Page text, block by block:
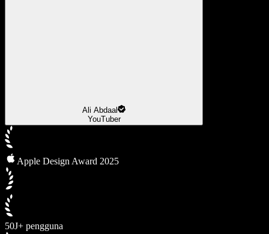
Ali Abdaal
YouTuber
Apple Design Award 2025
50J+ pengguna